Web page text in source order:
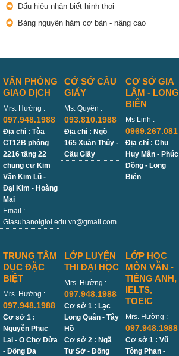
Dấu hiệu nhận biết hình thoi
Bảng nguyên hàm cơ bản - nâng cao
VĂN PHÒNG
GIAO DỊCH
Mrs. Hường :
097.948.1988
Địa chỉ : Tòa
CT12B phòng
2216 tầng 22
chung cư Kim
Văn Kim Lũ -
Đại Kim - Hoàng
Mai
Email :
Giasuhanoigioi.edu.vn@gmail.com
CỞ SỞ CẦU
GIẤY
Ms. Quyên :
093.810.1988
Địa chỉ : Ngõ
165 Xuân Thủy -
Cầu Giấy
CƠ SỞ GIA
LÂM - LONG
BIÊN
Ms Linh :
0969.267.081
Địa chỉ : Chu
Huy Mân - Phúc
Đồng - Long
Biên
TRUNG TÂM
DỤC ĐẶC
BIỆT
Mrs. Hường :
097.948.1988
Cơ sở 1 :
Nguyễn Phuc
Lai - O Chợ Dừa
- Đống Đa
LỚP LUYỆN
THI ĐẠI HỌC
Mrs. Hường :
097.948.1988
Cơ sở 1 : Lạc
Long Quân - Tây
Hồ
Cơ sở 2 : Ngã
Tư Sở - Đống
LỚP HỌC
MÔN VĂN -
TIẾNG ANH,
IELTS,
TOEIC
Mrs. Hường :
097.948.1988
Cơ sở 1 : Vũ
Tông Phan -